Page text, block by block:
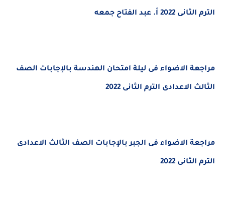
الترم الثانى 2022 أ. عبد الفتاح جمعه
مراجعة الاضواء فى ليلة امتحان الهندسة بالإجابات الصف
الثالث الاعدادى الترم الثانى 2022
مراجعة الاضواء فى الجبر بالإجابات الصف الثالث الاعدادى
الترم الثانى 2022